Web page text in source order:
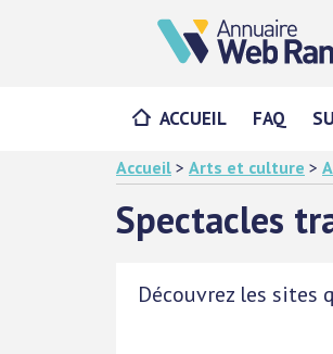
ACCUEIL FAQ
Accueil > Arts et culture >
Spectacles
Découvrez les sites